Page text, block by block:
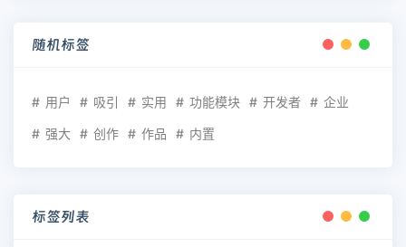
随机标签
用户 吸引 实用 功能模块 开发者 企业
强大 创作 作品 内置
标签列表